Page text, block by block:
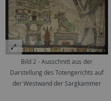
Bild 2 - Ausschnitt aus der
Darstellung des Totengerichts auf
der Westwand der Sargkammer